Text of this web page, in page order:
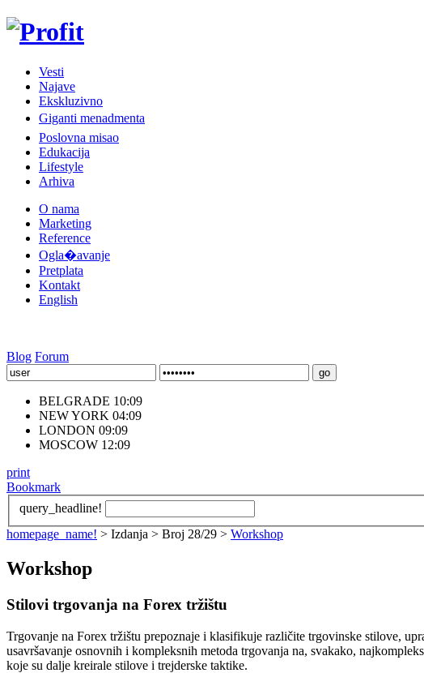
Vesti
Najave
Ekskluzivno
Giganti menadmenta
Poslovna misao
Edukacija
Lifestyle
Arhiva
O nama
Marketing
Reference
Ogla�avanje
Pretplata
Kontakt
English
Blog Forum
BELGRADE 10:09
NEW YORK 04:09
LONDON 09:09
MOSCOW 12:09
print
Bookmark
query_headline!
homepage_name! > Izdanja > Broj 28/29 > Workshop
Workshop
Stilovi trgovanja na Forex tržištu
Trgovanje na Forex tržištu prepoznaje i klasifikuje različite trgovinske stilove,
usavršavanje osnovnih i kompleksnih metoda trgovanja na, svakako,
koje su dalje kreirale stilove i trejderske taktike.